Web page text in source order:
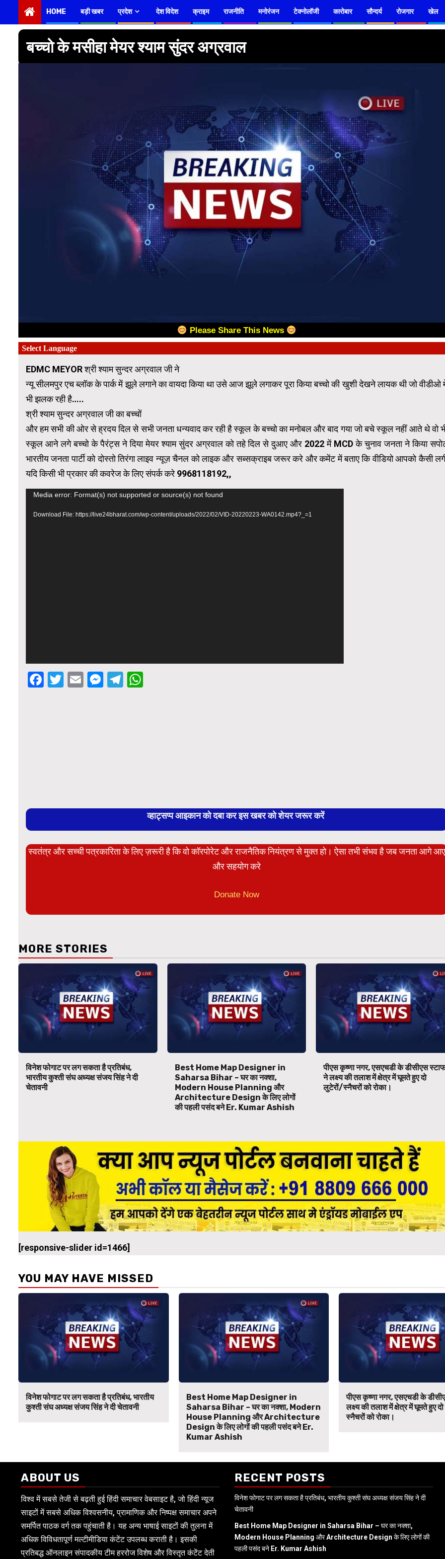
HOME बड़ी खबर प्रदेश देश विदेश क्राइम राजनीति मनोरंजन टेक्नोलॉजी कारोबार सौन्दर्य रोजगार खेल
बच्चो के मसीहा मेयर श्याम सुंदर अग्रवाल
Please Share This News
EDMC MEYOR श्री श्याम सुन्दर अग्रवाल जी ने
न्यू सीलमपुर एच ब्लॉक के पार्क में झूले लगाने का वायदा किया था उसे आज झूले लगाकर पूरा किया बच्चो की खुशी देखने लायक थी जो वीडीओ
भी झलक रही है…..
श्री श्याम सुन्दर अग्रवाल जी का बच्चों
और हम सभी की ओर से ह्रदय दिल से सभी जनता धन्यवाद कर रही है स्कूल के बच्चो का मनोबल और बाद गया जो बचे स्कूल नहीं आते थे वो
स्कूल आने लगे बच्चो के पैरंट्स ने दिया मेयर श्याम सुंदर अग्रवाल को तहे दिल से दुआए और 2022 में MCD के चुनाव जनता ने किया
भारतीय जनता पार्टी को दोस्तो तिरंगा लाइव न्यूज़ चैनल को लाइक और सब्सक्राइब जरूर करे और कमेंट में बताए कि वीडियो आपको कैसी
यदि किसी भी प्रकार की कवरेज के लिए संपर्क करे 9968118192,,
Video
Player
Media error: Format(s) not supported or source(s) not found
Download File: https://live24bharat.com/wp-content/uploads/2022/02/VID-20220223-WA0142.mp4?_=1
Facebook
Twitter
EmailMessenger
Telegram
व्हाट्सप्प आइकान को दबा कर इस खबर को शेयर जरूर करें
स्वतंत्र और सच्ची पत्रकारिता के लिए ज़रूरी है कि वो कॉरपोरेट और राजनैतिक नियंत्रण से मुक्त हो। ऐसा तभी संभव है जब जनता आगे आए
और सहयोग करे
Donate Now
MORE STORIES
विनेश फोगाट पर लग सकता है प्रतिबंध,
भारतीय कुश्ती संघ अध्यक्ष संजय सिंह ने दी
चेतावनी
Best Home Map Designer in
Saharsa Bihar – घर का नक्शा,
Modern House Planning और
Architecture Design के लिए लोगों
की पहली पसंद बने Er. Kumar Ashish
पीएस कृष्णा नगर, एसएचडी के डीसीएस
ने लक्ष्य की तलाश में क्षेत्र में घूमते हुए दो
लुटेरों/स्नैचरों को रोका।
[responsive-slider id=1466]
YOU MAY HAVE MISSED
विनेश फोगाट पर लग सकता है प्रतिबंध, भारतीय
कुश्ती संघ अध्यक्ष संजय सिंह ने दी चेतावनी
Best Home Map Designer in
Saharsa Bihar – घर का नक्शा, Modern
House Planning और Architecture
Design के लिए लोगों की पहली पसंद बने Er.
Kumar Ashish
पीएस कृष्णा नगर, एसएचडी के
लक्ष्य की तलाश में क्षेत्र में घूमते हुए
स्नैचरों को रोका।
ABOUT US
विश्व में सबसे तेजी से बढ़ती हुई हिंदी समाचार वेबसाइट है, जो हिंदी न्यूज
साइटों में सबसे अधिक विश्वसनीय, प्रामाणिक और निष्पक्ष समाचार अपने
समर्पित पाठक वर्ग तक पहुंचाती है। यह अन्य भाषाई साइटों की तुलना में
अधिक विविधतापूर्ण मल्टीमीडिया कंटेंट उपलब्ध कराती है। इसकी
प्रतिबद्ध ऑनलाइन संपादकीय टीम हररोज विशेष और विस्तृत कंटेंट देती
RECENT POSTS
विनेश फोगाट पर लग सकता है प्रतिबंध, भारतीय कुश्ती संघ अध्यक्ष संजय सिंह ने दी
चेतावनी
Best Home Map Designer in Saharsa Bihar – घर का नक्शा,
Modern House Planning और Architecture Design के लिए लोगों की
पहली पसंद बने Er. Kumar Ashish